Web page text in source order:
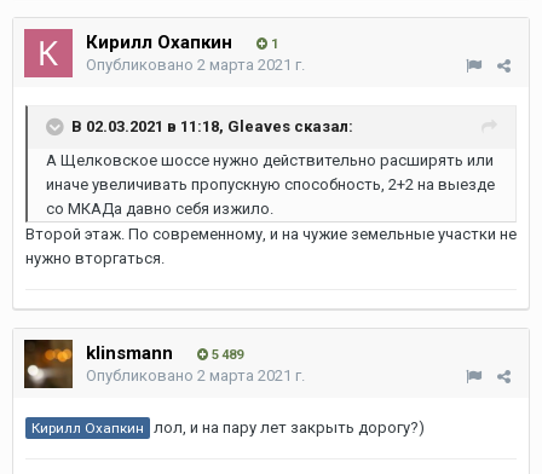
Кирилл Охапкин 1
Опубликовано 2 марта 2021 г.
В 02.03.2021 в 11:18, Gleaves сказал:
А Щелковское шоссе нужно действительно расширять или
иначе увеличивать пропускную способность, 2+2 на выезде
со МКАДа давно себя изжило.
Второй этаж. По современному, и на чужие земельные участки не
нужно вторгаться.
klinsmann 5 489
Опубликовано 2 марта 2021 г.
Кирилл Охапкин лол, и на пару лет закрыть дорогу?)